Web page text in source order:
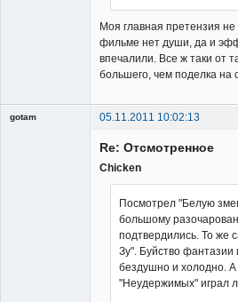
Моя главная претензия не
фильме нет души, да и
впечалили. Все ж таки от
большего, чем поделка на
gotam
05.11.2011 10:02:13
Re: Отсмотренное
Chicken
Посмотрел "Белую
большому
подтвердились. То же
Зу". Буйство
бездушно и холодно.
"Неудержимых" играл